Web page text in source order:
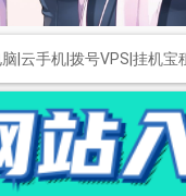
|云手机|拨号VPS|挂机宝